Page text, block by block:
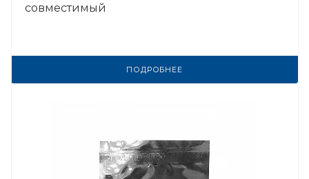
совместимый
ПОДРОБНЕЕ